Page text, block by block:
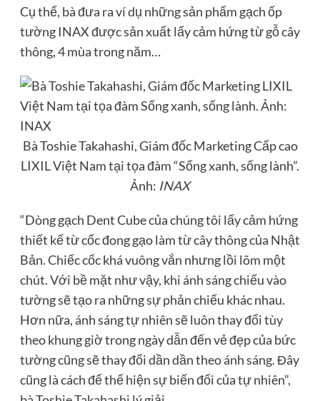
Cụ thể, bà đưa ra ví dụ những sản phẩm gạch ốp
tường INAX được sản xuất lấy cảm hứng từ gỗ cây
thông, 4 mùa trong năm…
Bà Toshie Takahashi, Giám đốc Marketing Cấp cao
LIXIL Việt Nam tại tọa đàm “Sống xanh, sống lành”.
Ảnh: INAX
“Dòng gạch Dent Cube của chúng tôi lấy cảm hứng
thiết kế từ cốc đong gạo làm từ cây thông của Nhật
Bản. Chiếc cốc khá vuông vắn nhưng lồi lõm một
chút. Với bề mặt như vậy, khi ánh sáng chiếu vào
tường sẽ tạo ra những sự phản chiếu khác nhau.
Hơn nữa, ánh sáng tự nhiên sẽ luôn thay đổi tùy
theo khung giờ trong ngày dẫn đến vẻ đẹp của bức
tường cũng sẽ thay đổi dần dần theo ánh sáng. Đây
cũng là cách để thể hiện sự biến đổi của tự nhiên”,